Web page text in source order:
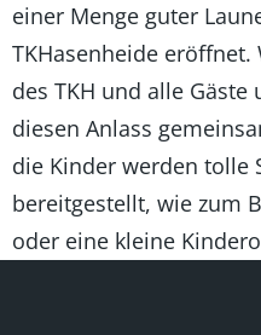
einer Menge guter
TKHasenheide
des TKH und alle
diesen Anlass
die Kinder werden tolle
bereitgestellt, wie zum
oder eine kleine